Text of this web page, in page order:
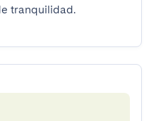
tranquilidad.